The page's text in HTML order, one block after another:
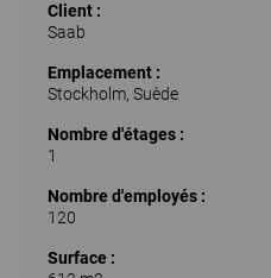
Client :
Saab
Emplacement :
Stockholm, Suède
Nombre d'étages :
1
Nombre d'employés :
120
Surface :